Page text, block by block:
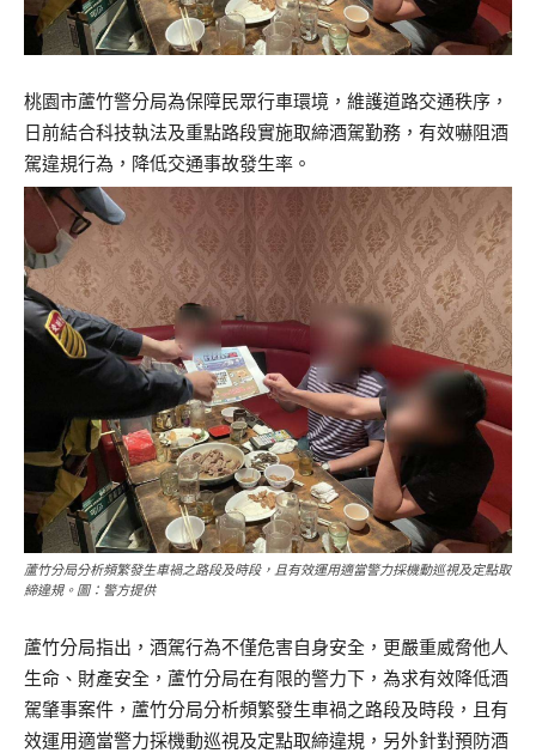
桃園市蘆竹警分局為保障民眾行車環境，維護道路交通秩序，
日前結合科技執法及重點路段實施取締酒駕勤務，有效嚇阻酒
駕違規行為，降低交通事故發生率。
蘆竹分局分析頻繁發生車禍之路段及時段，且有效運用適當警力採機動巡視及定點取
締違規。圖：警方提供
蘆竹分局指出，酒駕行為不僅危害自身安全，更嚴重威脅他人
生命、財產安全，蘆竹分局在有限的警力下，為求有效降低酒
駕肇事案件，蘆竹分局分析頻繁發生車禍之路段及時段，且有
效運用適當警力採機動巡視及定點取締違規，另外針對預防酒